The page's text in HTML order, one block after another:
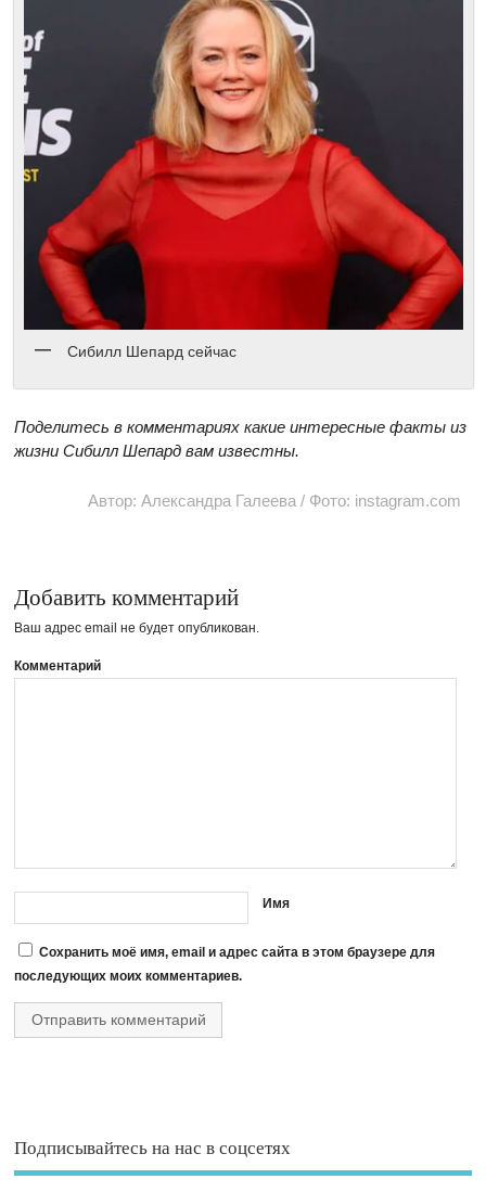
Сибилл Шепард сейчас
Поделитесь в комментариях какие интересные факты из
жизни Сибилл Шепард вам известны.
Автор: Александра Галеева / Фото: instagram.com
Добавить комментарий
Ваш адрес email не будет опубликован.
Комментарий
Имя
Сохранить моё имя, email и адрес сайта в этом браузере для
последующих моих комментариев.
Подписывайтесь на нас в соцсетях